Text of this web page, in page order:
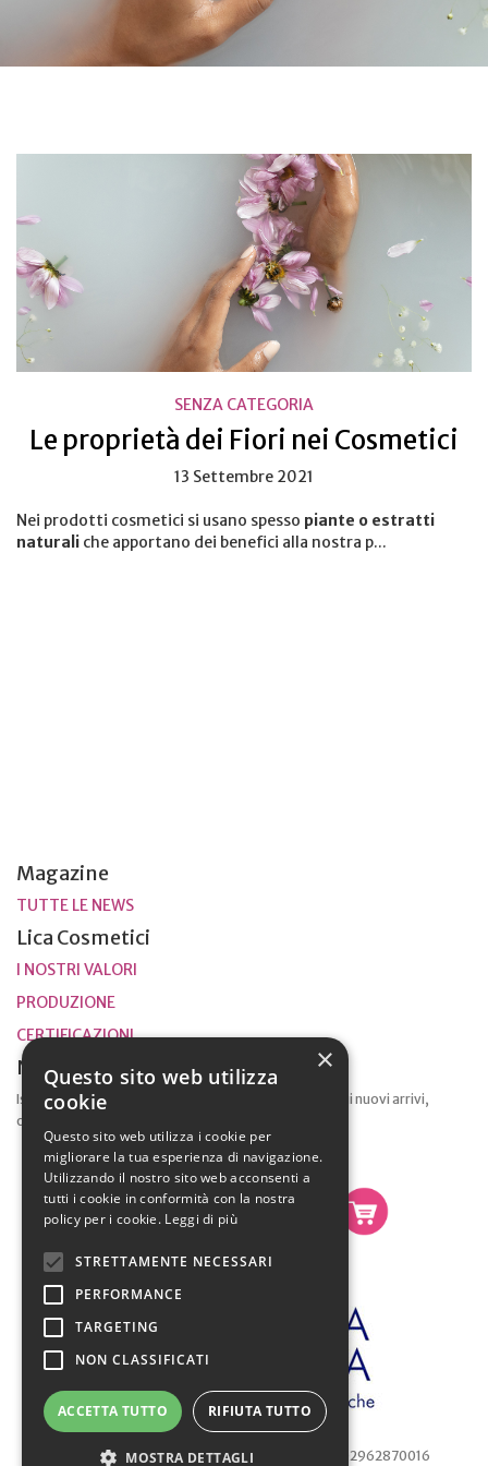
SENZA CATEGORIA
Le proprietà dei Fiori nei Cosmetici
13 Settembre 2021
Nei prodotti cosmetici si usano spesso piante o estratti
naturali che apportano dei benefici alla nostra p...
Magazine
TUTTE LE NEWS
Lica Cosmetici
I NOSTRI VALORI
PRODUZIONE
CERTIFICAZIONI
Newsletter
Iscriviti alla nostra lista per ricevere aggiornamenti sui nuovi arrivi,
offerte speciali e altre informazioni.
Lica Srl - Corso Susa, 40 - Caselette (TO) - PI 02962870016
×
Questo sito web utilizza
cookie
Questo sito web utilizza i cookie per
migliorare la tua esperienza di navigazione.
Utilizzando il nostro sito web acconsenti a
tutti i cookie in conformità con la nostra
policy per i cookie. Leggi di più
STRETTAMENTE NECESSARI
PERFORMANCE
TARGETING
NON CLASSIFICATI
ACCETTA TUTTO RIFIUTA TUTTO
MOSTRA DETTAGLI